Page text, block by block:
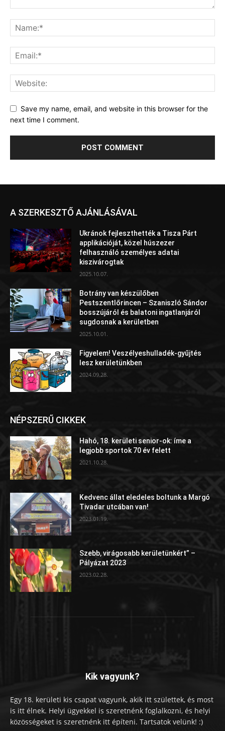
Save my name, email, and website in this browser for the
next time I comment.
A SZERKESZTŐ AJÁNLÁSÁVAL
Ukránok fejleszthették a Tisza Párt
applikációját, közel húszezer
felhasználó személyes adatai
kiszivárogtak
2025.10.07.
Botrány van készülőben
Pestszentlőrincen – Szaniszló Sándor
bosszújáról és balatoni ingatlanjáról
sugdosnak a kerületben
2025.10.01.
Figyelem! Veszélyeshulladék-gyűjtés
lesz kerületünkben
2024.09.28.
NÉPSZERŰ CIKKEK
Hahó, 18. kerületi senior-ok: íme a
legjobb sportok 70 év felett
2021.10.28.
Kedvenc állat eledeles boltunk a Margó
Tivadar utcában van!
2023.01.19.
Szebb, virágosabb kerületünkért” –
Pályázat 2023
2023.02.28.
Kik vagyunk?
Egy 18. kerületi kis csapat vagyunk, akik itt születtek, és most
is itt élnek. Helyi ügyekkel is szeretnénk foglalkozni, és helyi
közösségeket is szeretnénk itt építeni. Tartsatok velünk! :)